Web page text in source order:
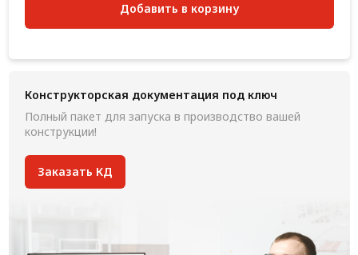
Добавить в корзину
Конструкторская документация под ключ
Полный пакет для запуска в производство вашей
конструкции!
Заказать КД